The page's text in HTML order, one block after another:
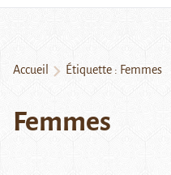
Accueil Étiquette : Femmes
Femmes